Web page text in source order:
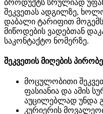
ბროდუქტს სრულიად
შეკვეთას ადგილზე,
დაბალი ტარიფით
მიწოდების ვადებთან
საკონტაქტო ნომერზე.
შეკვეთის მიღების
მოცულობითი
ფასიანია და ამის
აუცილებლად უნდა
კურიერის